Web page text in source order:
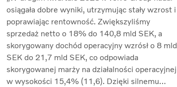
osiągała dobre wyniki, utrzymując stały wzrost i
poprawiając rentowność. Zwiększyliśmy
sprzedaż netto o 18% do 140,8 mld SEK, a
skorygowany dochód operacyjny wzrósł o 8 mld
SEK do 21,7 mld SEK, co odpowiada
skorygowanej marży na działalności operacyjnej
w wysokości 15,4% (11,6). Dzięki silnemu